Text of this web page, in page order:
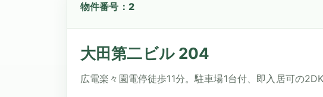
物件番号：2
大田第二ビル 204
広電楽々園電停徒歩11分。駐車場1台付、即入居可の